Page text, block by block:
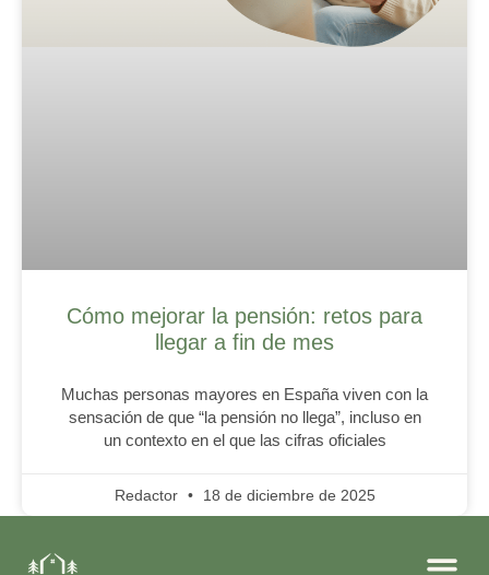
Cómo mejorar la pensión: retos para
llegar a fin de mes
Muchas personas mayores en España viven con la
sensación de que “la pensión no llega”, incluso en
un contexto en el que las cifras oficiales
Redactor 18 de diciembre de 2025